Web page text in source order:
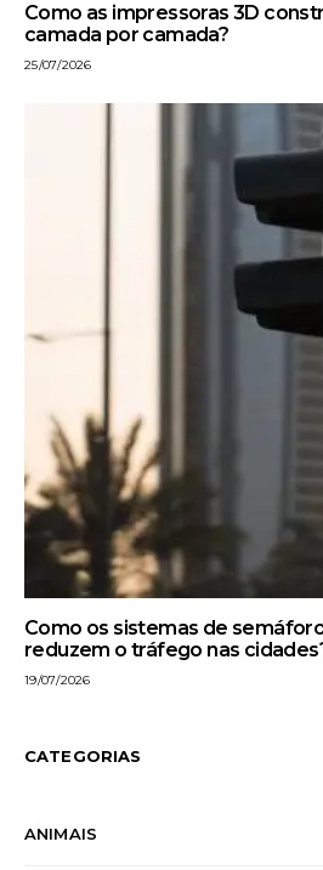
Como as impressoras 3D
camada por camada?
25/07/2026
Como os sistemas de
reduzem o tráfego nas
19/07/2026
CATEGORIAS
ANIMAIS